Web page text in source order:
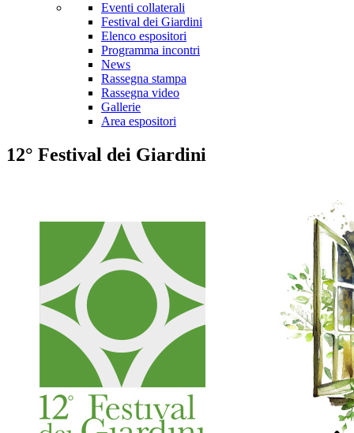
Eventi collaterali
Festival dei Giardini
Elenco espositori
Programma incontri
News
Rassegna stampa
Rassegna video
Gallerie
Area espositori
12° Festival dei Giardini